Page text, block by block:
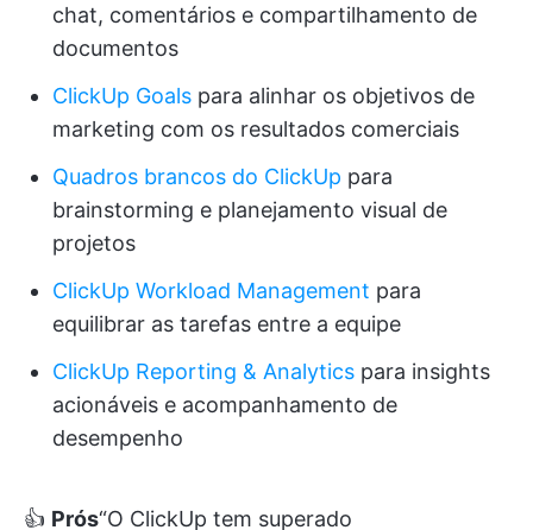
chat, comentários e compartilhamento de
documentos
ClickUp Goals para alinhar os objetivos de
marketing com os resultados comerciais
Quadros brancos do ClickUp para
brainstorming e planejamento visual de
projetos
ClickUp Workload Management para
equilibrar as tarefas entre a equipe
ClickUp Reporting & Analytics para insights
acionáveis e acompanhamento de
desempenho
👍 Prós“O ClickUp tem superado